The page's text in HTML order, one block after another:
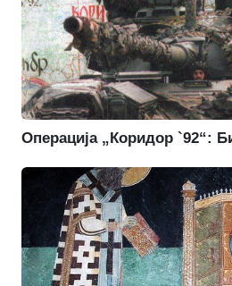
Операција „Коридор `92“: